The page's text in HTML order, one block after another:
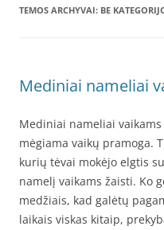
TEMOS ARCHYVAI: BE
Mediniai nameliai
Mediniai nameliai
mėgiama vaikų pramoga.
kurių tėvai mokėjo elgtis
namelį vaikams žaisti. Ko
medžiais, kad galėtų
laikais viskas kitaip,